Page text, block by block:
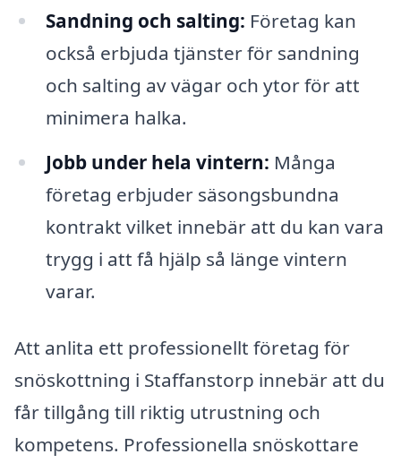
Sandning och salting: Företag kan
också erbjuda tjänster för sandning
och salting av vägar och ytor för att
minimera halka.
Jobb under hela vintern: Många
företag erbjuder säsongsbundna
kontrakt vilket innebär att du kan vara
trygg i att få hjälp så länge vintern
varar.
Att anlita ett professionellt företag för
snöskottning i Staffanstorp innebär att du
får tillgång till riktig utrustning och
kompetens. Professionella snöskottare